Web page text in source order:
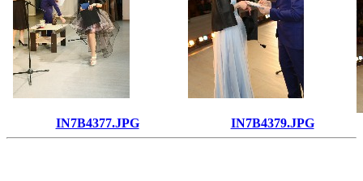
IN7B4377.JPG IN7B4379.JPG